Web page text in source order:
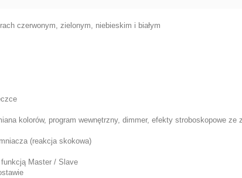
czerwonym, zielonym, niebieskim i białym
kolorów, program wewnętrzny, dimmer, efekty stroboskopowe
(reakcja skokowa)
Master / Slave